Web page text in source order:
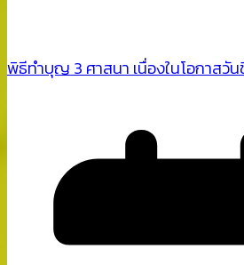
พิธีทำบุญ 3 ศาสนา เนื่องในโอกาสวั